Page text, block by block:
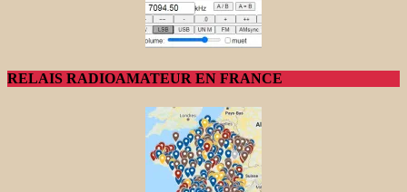
RELAIS RADIOAMATEUR EN FRANCE